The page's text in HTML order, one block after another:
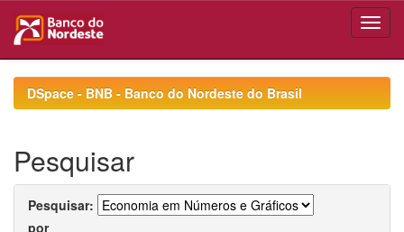
navigationDSpace - BNB - Banco do Nordeste do Brasil
Pesquisar
Pesquisar:
por